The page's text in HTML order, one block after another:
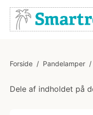
Forside / Pandelamper /
Dele af indholdet på